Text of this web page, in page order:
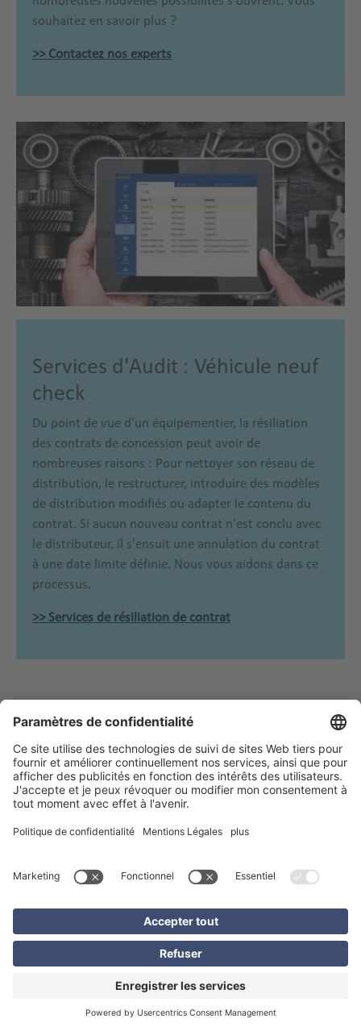
souhaitez en savoir plus ?
>> Contactez nos experts
Services d'Audit : Véhicule neuf
check
Du point de vue d'un équipementier, la résiliation
des contrats de concession peut avoir de
nombreuses raisons : Pour nettoyer son réseau de
distribution, le restructurer, introduire des modèles
de distribution modifiés ou adapter le contenu du
contrat. Si aucun nouveau contrat n'est conclu avec
le distributeur, il s'ensuit une annulation du contrat
à une date limite définie. Nous vous aidons dans ce
processus.
>> Services de résiliation de contrat